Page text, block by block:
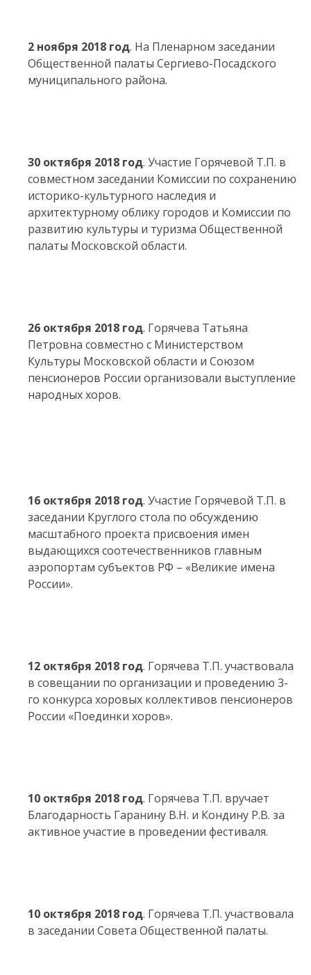
2 ноября 2018 год. На Пленарном заседании
Общественной палаты Сергиево-Посадского
муниципального района.
30 октября 2018 год. Участие Горячевой Т.П. в
совместном заседании Комиссии по сохранению
историко-культурного наследия и
архитектурному облику городов и Комиссии по
развитию культуры и туризма Общественной
палаты Московской области.
26 октября 2018 год. Горячева Татьяна
Петровна совместно с Министерством
Культуры Московской области и Союзом
пенсионеров России организовали выступление
народных хоров.
16 октября 2018 год. Участие Горячевой Т.П. в
заседании Круглого стола по обсуждению
масштабного проекта присвоения имен
выдающихся соотечественников главным
аэропортам субъектов РФ – «Великие имена
России».
12 октября 2018 год. Горячева Т.П. участвовала
в совещании по организации и проведению 3-
го конкурса хоровых коллективов пенсионеров
России «Поединки хоров».
10 октября 2018 год. Горячева Т.П. вручает
Благодарность Гаранину В.Н. и Кондину Р.В. за
активное участие в проведении фестиваля.
10 октября 2018 год. Горячева Т.П. участвовала
в заседании Совета Общественной палаты.